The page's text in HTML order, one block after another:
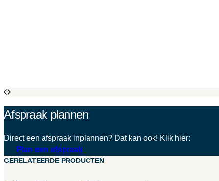
Afspraak plannen
Direct een afspraak inplannen? Dat kan ook! Klik hier:
Plan een afspraak
GERELATEERDE PRODUCTEN